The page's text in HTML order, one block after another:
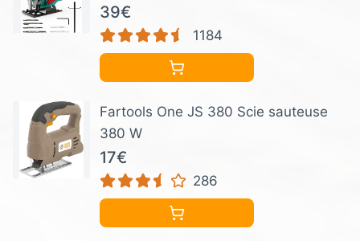
3000SPM Tours par Minute Avec 7
Vitesses Variables, 0-3 Ensembles
Orbitaux, 6 Lames de scie, Angle
d'inclinaison ±45 °, Cordon 2 Mètres
39€
1184
Fartools One JS 380 Scie sauteuse
380 W
17€
286